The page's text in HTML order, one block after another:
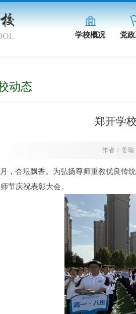
学校概况 党
动态
郑开学
作者：姜
，杏坛飘香。为弘扬尊师重教优良传
节庆祝表彰大会。